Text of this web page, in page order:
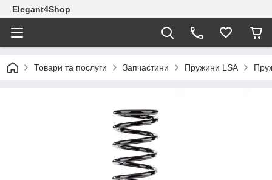
Elegant4Shop
Товари та послуги Запчастини Пружини LSA